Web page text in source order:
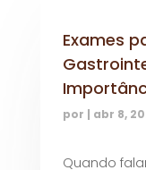
Exames
por | abr 8,
Quando